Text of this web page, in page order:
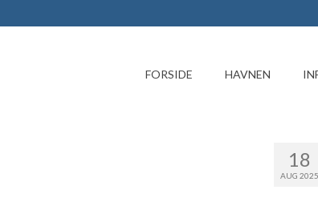
FORSIDE HAVNEN
18
AUG 2025